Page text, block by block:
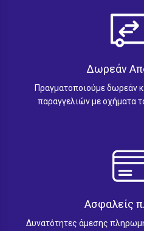
Δωρεάν
Πραγματοποιούμε δωρεάν
παραγγελιών με οχήματα
Ασφαλείς
Δυνατότητες άμεσης